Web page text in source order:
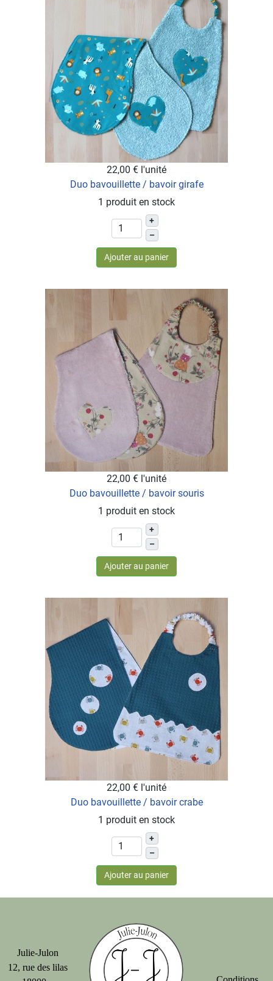
22,00 € l'unité
Duo bavouillette / bavoir girafe
1 produit en stock
+
–
Ajouter au panier
22,00 € l'unité
Duo bavouillette / bavoir souris
1 produit en stock
+
–
Ajouter au panier
22,00 € l'unité
Duo bavouillette / bavoir crabe
1 produit en stock
+
–
Ajouter au panier
Julie-Julon
12, rue des lilas